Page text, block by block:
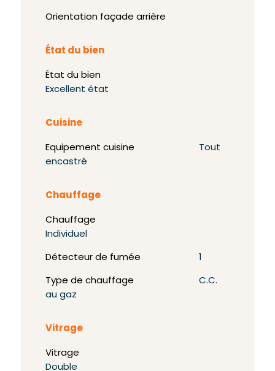
Orientation façade arrière
État du bien
État du bien
Excellent état
Cuisine
Equipement cuisine
Tout
encastré
Chauffage
Chauffage
Individuel
Détecteur de fumée 1
Type de chauffage
C.C.
au gaz
Vitrage
Vitrage
Double